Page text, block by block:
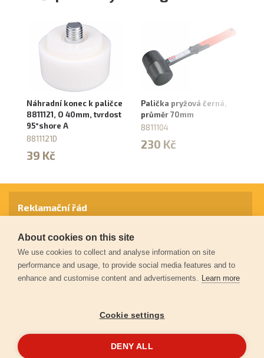
Náhradní konec k paličce
8811121, O 40mm, tvrdost
95°shore A
8811121D
39 Kč
Palička pryžová černá,
průměr 70mm
8811104
230 Kč
Reklamační řád
Záruční podmínky
Ochrana osobních údajů
About cookies on this site
We use cookies to collect and analyse information on site
performance and usage, to provide social media features and to
enhance and customise content and advertisements. Learn more
Cookie settings
DENY ALL